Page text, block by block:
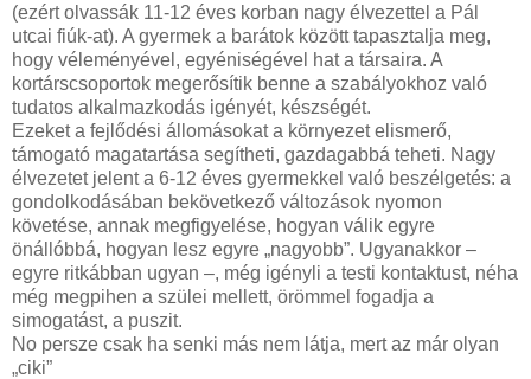
(ezért olvassák 11-12 éves korban nagy élvezettel a Pál
utcai fiúk-at). A gyermek a barátok között tapasztalja meg,
hogy véleményével, egyéniségével hat a társaira. A
kortárscsoportok megerősítik benne a szabályokhoz való
tudatos alkalmazkodás igényét, készségét.
Ezeket a fejlődési állomásokat a környezet elismerő,
támogató magatartása segítheti, gazdagabbá teheti. Nagy
élvezetet jelent a 6-12 éves gyermekkel való beszélgetés: a
gondolkodásában bekövetkező változások nyomon
követése, annak megfigyelése, hogyan válik egyre
önállóbbá, hogyan lesz egyre „nagyobb”. Ugyanakkor –
egyre ritkábban ugyan –, még igényli a testi kontaktust, néha
még megpihen a szülei mellett, örömmel fogadja a
simogatást, a puszit.
No persze csak ha senki más nem látja, mert az már olyan
„ciki”